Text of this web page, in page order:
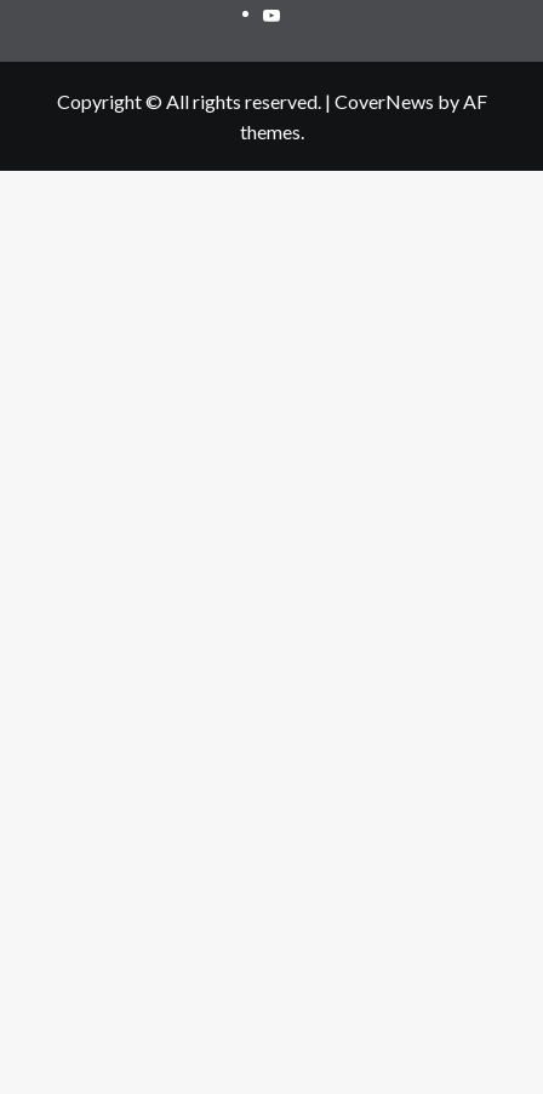
Youtube
Copyright © All rights reserved. | CoverNews by AF
themes.